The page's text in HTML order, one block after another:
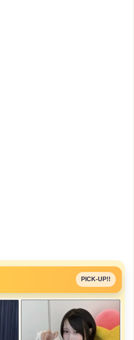
PICK-UP!!